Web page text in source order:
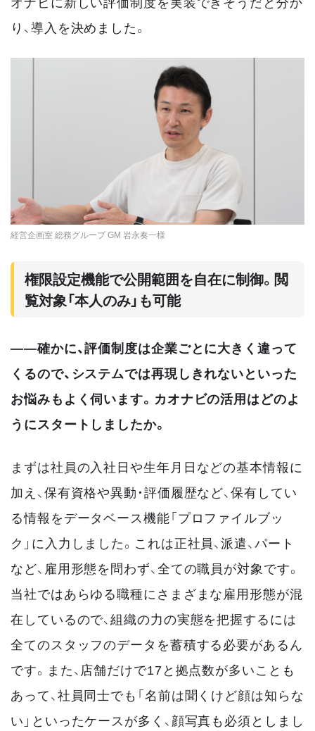
り、導入を決めました。
経営企画室 総務グループ GM 岩永奏一様
権限設定機能で公開範囲を自在に制御。閲
覧対象「本人のみ」も可能
――確かに、評価制度は企業ごとに大きく違って
くるので、システムでは再現しきれないといった
お悩みもよく伺います。カオナビの活用はどのよ
うにスタートしましたか。
まずは社員の入社日や生年月日などの基本情報に
加え、保有資格や異動・評価履歴など、保有してい
る情報をデータベース機能「プロファイルブッ
ク」に入力しました。これは正社員、派遣、パート
など、雇用形態を問わず、全ての職員が対象です。
当社ではあらゆる職種にさまざまな雇用形態が混
在しているので、組織の力の実態を把握するには
全てのスタッフのデータを蓄積する必要があるん
です。また、店舗だけで17と拠点数が多いことも
あって、社員同士でも「名前は聞くけど顔は知らな
い」といったケースが多く、顔写真も必須としまし